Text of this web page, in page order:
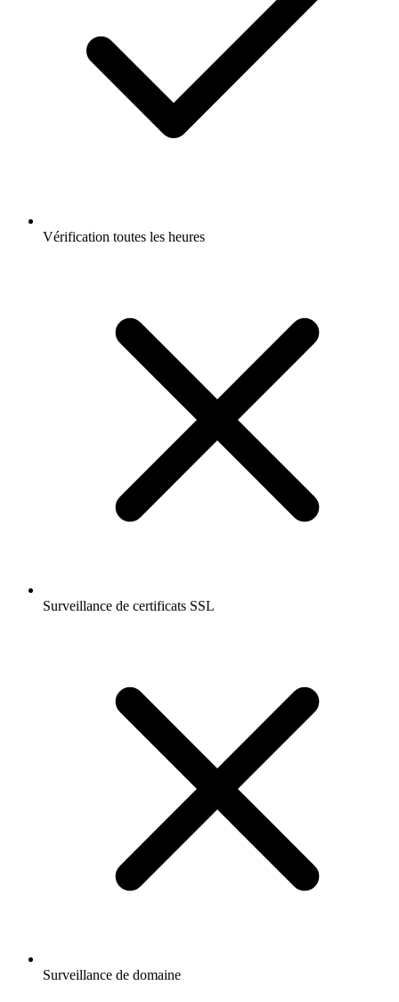
Vérification toutes les heures
Surveillance de certificats SSL
Surveillance de domaine